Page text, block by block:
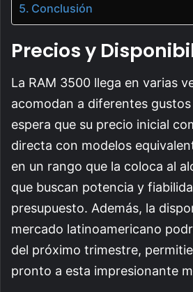
Conclusión
Precios y
La RAM 3500 llega en varias
acomodan a diferentes
espera que su precio inicial
directa con modelos
en un rango que la coloca al
que buscan potencia y
presupuesto. Además, la
mercado latinoamericano
del próximo trimestre,
pronto a esta impresionante